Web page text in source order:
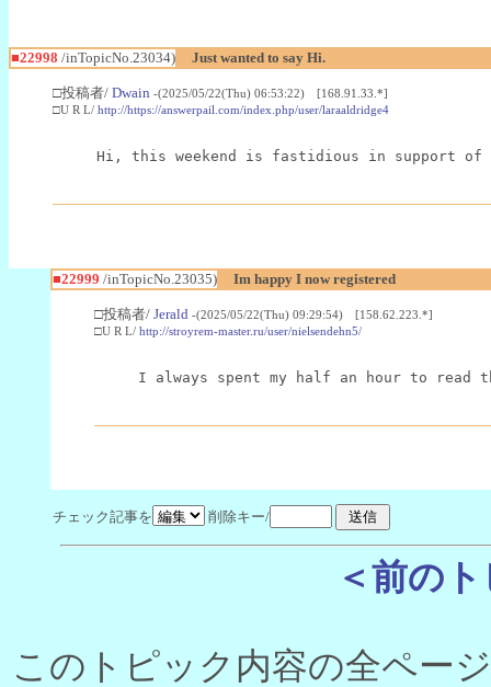
■22998 /inTopicNo.23034) Just wanted to say Hi.
□投稿者/ Dwain -(2025/05/22(Thu) 06:53:22) [168.91.33.*]
□U R L/ http://https://answerpail.com/index.php/user/laraaldridge4
Hi, this weekend is fastidious in support of
■22999 /inTopicNo.23035) Im happy I now registered
□投稿者/ Jerald -(2025/05/22(Thu) 09:29:54) [158.62.223.*]
□U R L/ http://stroyrem-master.ru/user/nielsendehn5/
I always spent my half an hour to
チェック記事を 削除キー/
＜前の
このトピック内容の全ペー